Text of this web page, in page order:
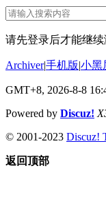
请先登录后才能继
Archiver|手机版|小黑
GMT+8, 2026-8-8
Powered by Discuz!
© 2001-2023 Discuz!
返回顶部